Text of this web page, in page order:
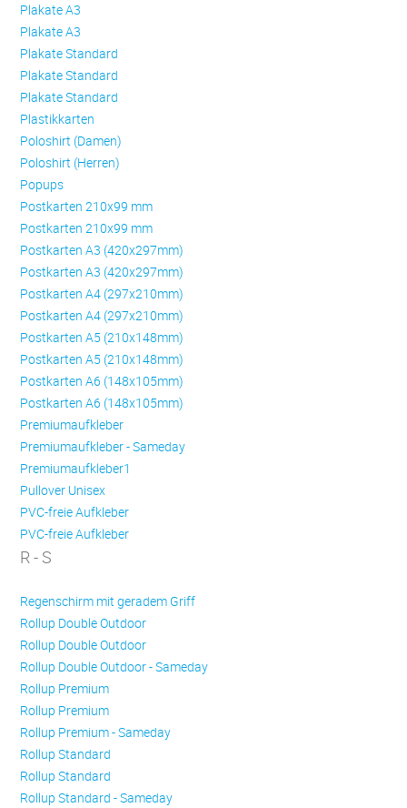
Plakate A3
Plakate A3
Plakate Standard
Plakate Standard
Plakate Standard
Plastikkarten
Poloshirt (Damen)
Poloshirt (Herren)
Popups
Postkarten 210x99 mm
Postkarten 210x99 mm
Postkarten A3 (420x297mm)
Postkarten A3 (420x297mm)
Postkarten A4 (297x210mm)
Postkarten A4 (297x210mm)
Postkarten A5 (210x148mm)
Postkarten A5 (210x148mm)
Postkarten A6 (148x105mm)
Postkarten A6 (148x105mm)
Premiumaufkleber
Premiumaufkleber - Sameday
Premiumaufkleber1
Pullover Unisex
PVC-freie Aufkleber
PVC-freie Aufkleber
R - S
Regenschirm mit geradem Griff
Rollup Double Outdoor
Rollup Double Outdoor
Rollup Double Outdoor - Sameday
Rollup Premium
Rollup Premium
Rollup Premium - Sameday
Rollup Standard
Rollup Standard
Rollup Standard - Sameday